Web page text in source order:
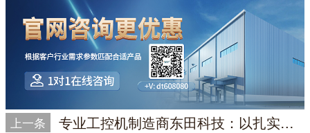
上一条 专业工控机制造商东田科技：以扎实产品与深度服务，助力中国智造